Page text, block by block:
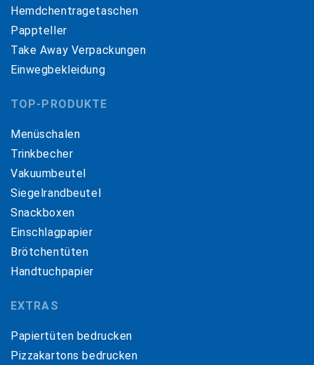
Hemdchentragetaschen
Pappteller
Take Away Verpackungen
Einwegbekleidung
TOP-PRODUKTE
Menüschalen
Trinkbecher
Vakuumbeutel
Siegelrandbeutel
Snackboxen
Einschlagpapier
Brötchentüten
Handtuchpapier
EXTRAS
Papiertüten bedrucken
Pizzakartons bedrucken